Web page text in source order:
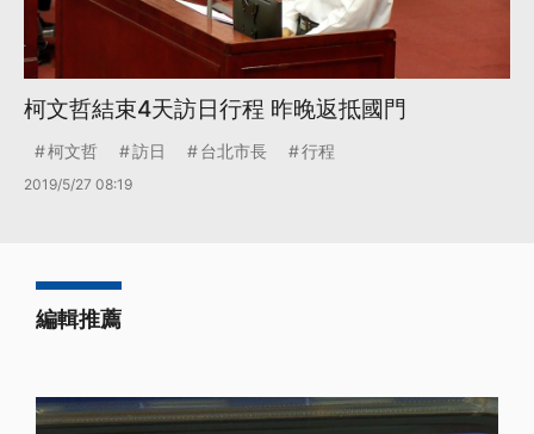
柯文哲結束4天訪日行程 昨晚返抵國門
柯文哲 訪日 台北市長 行程
2019/5/27 08:19
編輯推薦